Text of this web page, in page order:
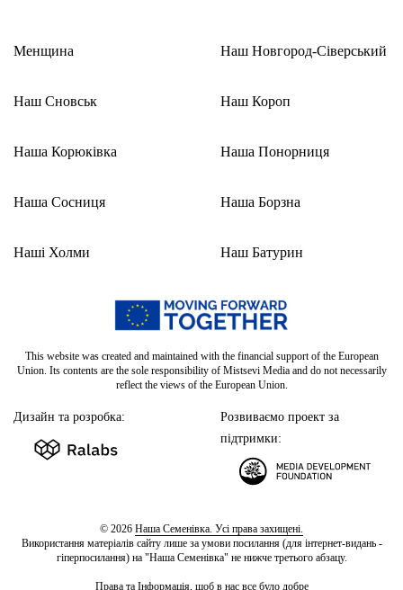
Менщина
Наш Сновськ
Наша Корюківка
Наша Сосниця
Наші Холми
Наш Новгород-Сіверський
Наш Короп
Наша Понорниця
Наша Борзна
Наш Батурин
This website was created and maintained with the financial support of the European
Union. Its contents are the sole responsibility of Mistsevi Media and do not necessarily
reflect the views of the European Union.
Дизайн та розробка:
Розвиваємо проект за
підтримки:
© 2026 Наша Семенівка. Усі права захищені.
Використання матеріалів сайту лише за умови посилання (для інтернет-видань -
гіперпосилання) на "Наша Семенівка" не нижче третього абзацу.
Права та Інформація, щоб в нас все було добре